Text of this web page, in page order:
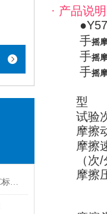
Y571A手摇摩擦色牢度仪（AATCC标准）
· 产品说明
手摇
手摇
手摇
型
试验
摩擦
摩擦
（次/
摩擦